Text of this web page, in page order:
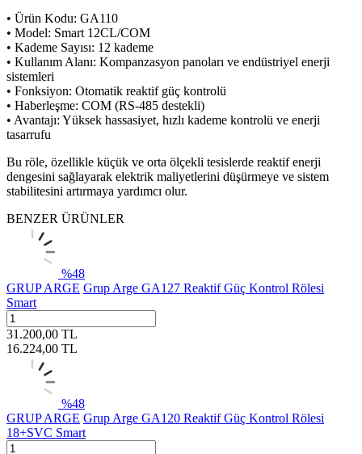
• Ürün Kodu: GA110
• Model: Smart 12CL/COM
• Kademe Sayısı: 12 kademe
• Kullanım Alanı: Kompanzasyon panoları ve endüstriyel enerji
sistemleri
• Fonksiyon: Otomatik reaktif güç kontrolü
• Haberleşme: COM (RS-485 destekli)
• Avantajı: Yüksek hassasiyet, hızlı kademe kontrolü ve enerji
tasarrufu
Bu röle, özellikle küçük ve orta ölçekli tesislerde reaktif enerji
dengesini sağlayarak elektrik maliyetlerini düşürmeye ve sistem
stabilitesini artırmaya yardımcı olur.
BENZER ÜRÜNLER
%48
GRUP ARGE Grup Arge GA127 Reaktif Güç Kontrol Rölesi
Smart
31.200,00 TL
16.224,00 TL
%48
GRUP ARGE Grup Arge GA120 Reaktif Güç Kontrol Rölesi
18+SVC Smart